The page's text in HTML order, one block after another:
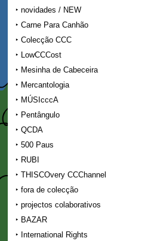
novidades / NEW
Carne Para Canhão
Colecção CCC
LowCCCost
Mesinha de Cabeceira
Mercantologia
MÚSIcccA
Pentângulo
QCDA
500 Paus
RUBI
THISCOvery CCChannel
fora de colecção
projectos colaborativos
BAZAR
International Rights